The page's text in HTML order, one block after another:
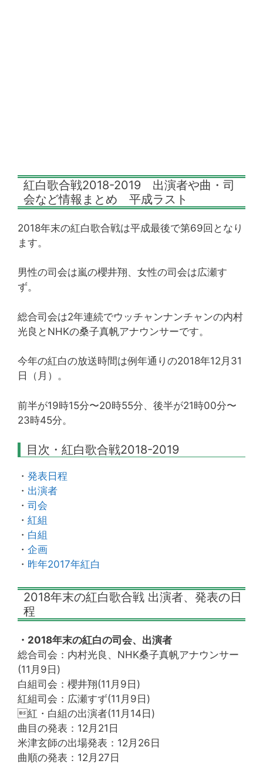
紅白歌合戦2018-2019 出演者や曲・司
会など情報まとめ 平成ラスト
2018年末の紅白歌合戦は平成最後で第69回となり
ます。
男性の司会は嵐の櫻井翔、女性の司会は広瀬す
ず。
総合司会は2年連続でウッチャンナンチャンの内村
光良とNHKの桑子真帆アナウンサーです。
今年の紅白の放送時間は例年通りの2018年12月31
日（月）。
前半が19時15分〜20時55分、後半が21時00分〜
23時45分。
目次・紅白歌合戦2018-2019
・ 発表日程
・ 出演者
・ 司会
・ 紅組
・ 白組
・ 企画
・ 昨年2017年紅白
2018年末の紅白歌合戦 出演者、発表の日
程
・2018年末の紅白の司会、出演者
総合司会：内村光良、NHK桑子真帆アナウンサー
(11月9日)
白組司会：櫻井翔(11月9日)
紅組司会：広瀬すず(11月9日)
紅・白組の出演者(11月14日)
曲目の発表：12月21日
米津玄師の出場発表：12月26日
曲順の発表：12月27日